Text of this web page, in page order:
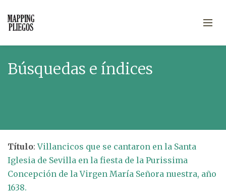
Búsquedas e índices
Título:Villancicos que se cantaron en la Santa
Iglesia de Sevilla en la fiesta de la Purissima
Concepción de la Virgen María Señora nuestra, año
1638.